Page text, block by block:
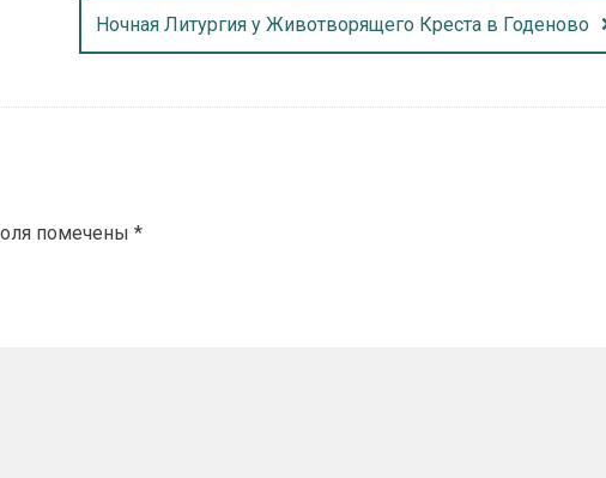
Ночная Литургия у Животворящего Креста в Годеново
помечены *